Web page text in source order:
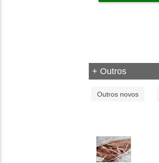
+ Outros
Outros novos